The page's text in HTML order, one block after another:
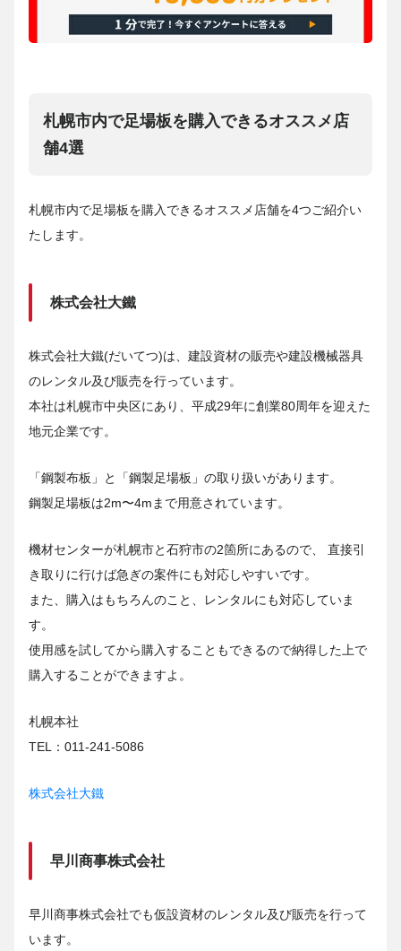
札幌市内で足場板を購入できるオススメ店
舗4選
札幌市内で足場板を購入できるオススメ店舗を4つご紹介い
たします。
株式会社大鐵
株式会社大鐵(だいてつ)は、建設資材の販売や建設機械器具
のレンタル及び販売を行っています。
本社は札幌市中央区にあり、平成29年に創業80周年を迎えた
地元企業です。
「鋼製布板」と「鋼製足場板」の取り扱いがあります。
鋼製足場板は2m〜4mまで用意されています。
機材センターが札幌市と石狩市の2箇所にあるので、 直接引
き取りに行けば急ぎの案件にも対応しやすいです。
また、購入はもちろんのこと、レンタルにも対応していま
す。
使用感を試してから購入することもできるので納得した上で
購入することができますよ。
札幌本社
TEL：011-241-5086
株式会社大鐵
早川商事株式会社
早川商事株式会社でも仮設資材のレンタル及び販売を行って
います。